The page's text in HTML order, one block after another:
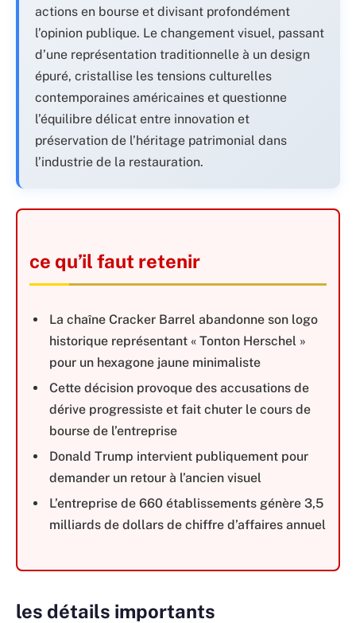
actions en bourse et divisant profondément
l’opinion publique. Le changement visuel, passant
d’une représentation traditionnelle à un design
épuré, cristallise les tensions culturelles
contemporaines américaines et questionne
l’équilibre délicat entre innovation et
préservation de l’héritage patrimonial dans
l’industrie de la restauration.
ce qu’il faut retenir
La chaîne Cracker Barrel abandonne son logo
historique représentant « Tonton Herschel »
pour un hexagone jaune minimaliste
Cette décision provoque des accusations de
dérive progressiste et fait chuter le cours de
bourse de l’entreprise
Donald Trump intervient publiquement pour
demander un retour à l’ancien visuel
L’entreprise de 660 établissements génère 3,5
milliards de dollars de chiffre d’affaires annuel
les détails importants